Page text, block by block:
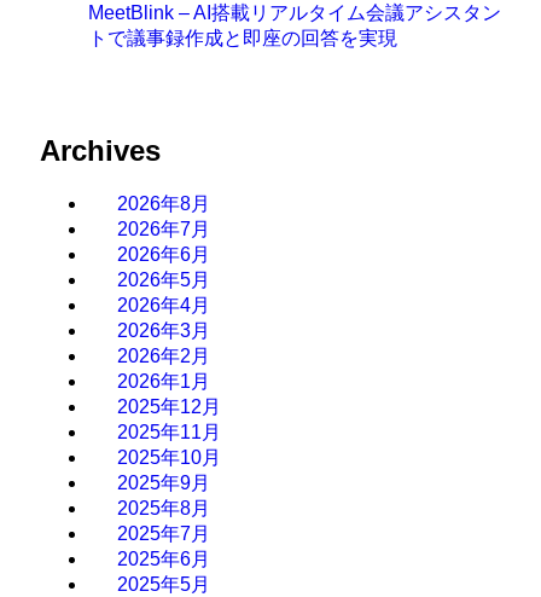
MeetBlink – AI搭載リアルタイム会議アシスタン
トで議事録作成と即座の回答を実現
Archives
2026年8月
2026年7月
2026年6月
2026年5月
2026年4月
2026年3月
2026年2月
2026年1月
2025年12月
2025年11月
2025年10月
2025年9月
2025年8月
2025年7月
2025年6月
2025年5月